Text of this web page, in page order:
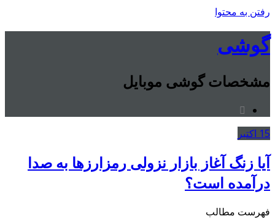
رفتن به محتوا
گوشی
مشخصات گوشی موبایل
15 اکتبر
آیا زنگ آغاز بازار نزولی رمزارزها به صدا
درآمده است؟
فهرست مطالب